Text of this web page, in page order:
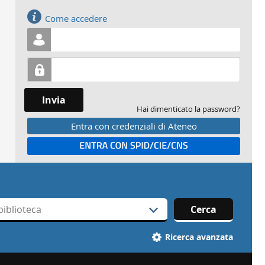
Come accedere
Invia
Hai dimenticato la password?
Entra con credenziali di Ateneo
Entra con SPID
Cerca
Ricerca avanzata